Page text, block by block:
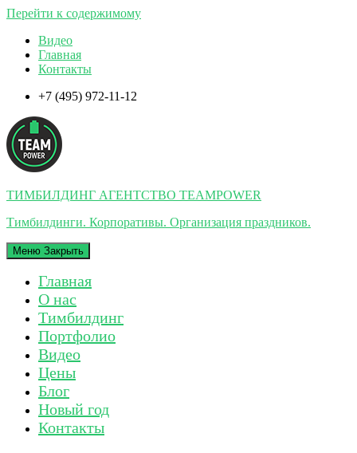
Перейти к содержимому
Видео
Главная
Контакты
+7 (495) 972-11-12
ТИМБИЛДИНГ АГЕНТСТВО TEAMPOWER
Тимбилдинги. Корпоративы. Организация праздников.
Меню Закрыть
Главная
О нас
Тимбилдинг
Портфолио
Видео
Цены
Блог
Новый год
Контакты